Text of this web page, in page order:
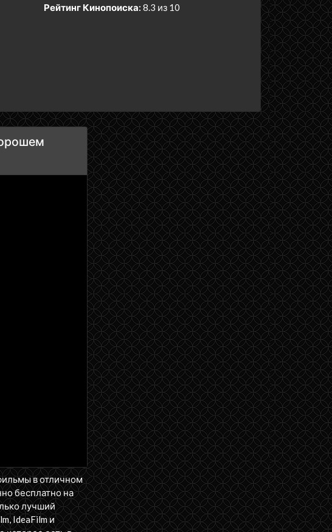
Рейтинг Кинопоиска: 8.3 из 10
в отличном
бесплатно на
лучший
IdeaFilm и